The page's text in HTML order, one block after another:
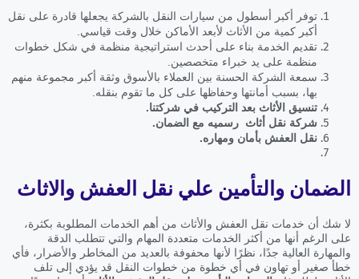
توفر أكبر أسطول من سيارات النقل بالشركة يجعلها قادرة على نقل
أكبر كمية من الأثاث لأبعد الأماكن خلال وقت قياسي.
تقديم الخدمة بناء على أحدث استراتيجية منظمة في شكل خطوات
منظمة على يد خبراء متخصصين.
سمعة الشركة الحسنة بين العملاء بالأسوق وثقة أكبر مجموعة منهم
بها، بسبب أمانتها وحفاظها على كل ما تقوم بنقله.
تنسيق الأثاث بعد التركيب في شركتنا.
شركة نقل أثاث رسميه مع الضمان.
نقل العفش بأمان ومهاره.
الضمان والتأمين علي نقل العفش والاثاث
لا شك أن خدمات نقل العفش والأثاث من أهم الخدمات المطلوبة بكثرة،
على الرغم أنها من أكثر الخدمات متعددة المهام والتي تتطلب الدقة
والمهارة العالية جدًا، نظرًا لأنها محفوفة بالعديد من المخاطر والأضرار، فأي
خطأ صغير أو تهاون في أي خطوة من خطوات النقل قد يؤدي إلى تلف